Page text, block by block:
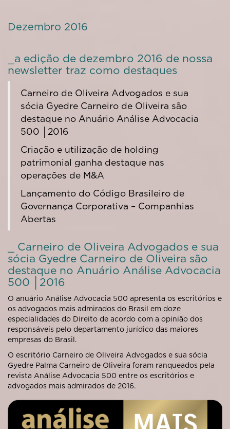
Dezembro 2016
_a edição de dezembro 2016 de nossa
newsletter traz como destaques
Carneiro de Oliveira Advogados e sua
sócia Gyedre Carneiro de Oliveira são
destaque no Anuário Análise Advocacia
500 │2016
Criação e utilização de holding
patrimonial ganha destaque nas
operações de M&A
Lançamento do Código Brasileiro de
Governança Corporativa – Companhias
Abertas
_ Carneiro de Oliveira Advogados e sua
sócia Gyedre Carneiro de Oliveira são
destaque no Anuário Análise Advocacia
500 │2016
O anuário Análise Advocacia 500 apresenta os escritórios e
os advogados mais admirados do Brasil em doze
especialidades do Direito de acordo com a opinião dos
responsáveis pelo departamento jurídico das maiores
empresas do Brasil.
O escritório Carneiro de Oliveira Advogados e sua sócia
Gyedre Palma Carneiro de Oliveira foram ranqueados pela
revista Análise Advocacia 500 entre os escritórios e
advogados mais admirados de 2016.